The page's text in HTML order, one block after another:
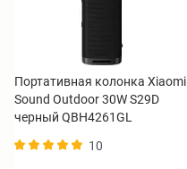
Портативная колонка Xiaomi
Sound Outdoor 30W S29D
черный QBH4261GL
10